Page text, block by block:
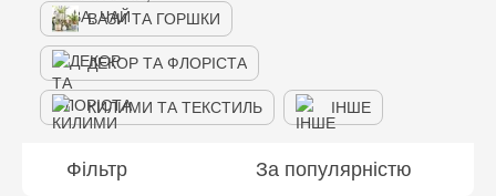
ВАЗИ ТА ГОРШКИ
ДЕКОР ТА ФЛОРІСТА
КИЛИМИ ТА ТЕКСТИЛЬ ІНШЕ
Фільтр За популярністю